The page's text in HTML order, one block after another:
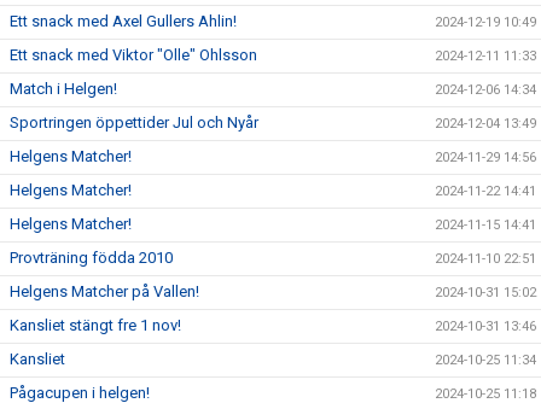
Ett snack med Axel Gullers Ahlin! 2024-12-19 10:49
Ett snack med Viktor "Olle" Ohlsson 2024-12-11 11:33
Match i Helgen! 2024-12-06 14:34
Sportringen öppettider Jul och Nyår 2024-12-04 13:49
Helgens Matcher! 2024-11-29 14:56
Helgens Matcher! 2024-11-22 14:41
Helgens Matcher! 2024-11-15 14:41
Provträning födda 2010 2024-11-10 22:51
Helgens Matcher på Vallen! 2024-10-31 15:02
Kansliet stängt fre 1 nov! 2024-10-31 13:46
Kansliet 2024-10-25 11:34
Pågacupen i helgen! 2024-10-25 11:18